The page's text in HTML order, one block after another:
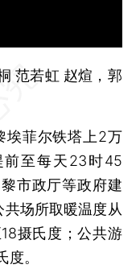
范若虹 赵煊，郭
菲尔铁塔上2万
前至每天23时45
市政厅等政府建
场所取暖温度从
摄氏度；公共游
。